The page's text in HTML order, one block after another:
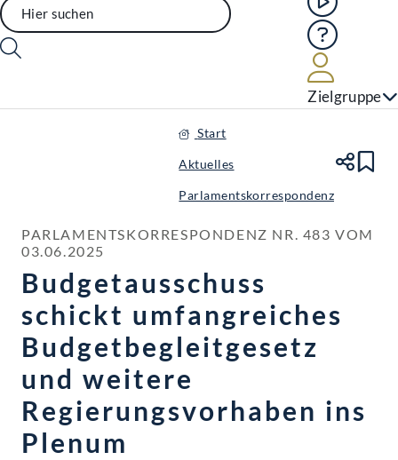
Hilfe
Zielgruppe
Start
Aktuelles
Parlamentskorrespondenz
PARLAMENTSKORRESPONDENZ NR. 483 VOM
03.06.2025
Budgetausschuss
schickt umfangreiches
Budgetbegleitgesetz
und weitere
Regierungsvorhaben ins
Plenum